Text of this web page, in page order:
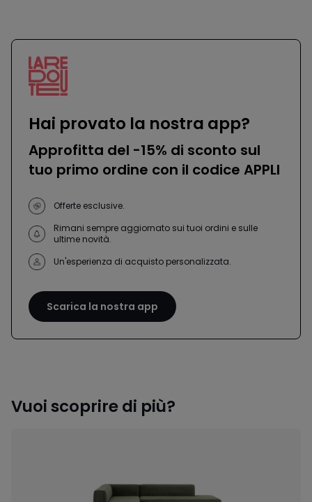
Hai provato la nostra app?
Approfitta del -15% di sconto sul
tuo primo ordine con il codice APPLI
Offerte esclusive.
Rimani sempre aggiornato sui tuoi ordini e sulle
ultime novità.
Un'esperienza di acquisto personalizzata.
Scarica la nostra app
Vuoi scoprire di più?